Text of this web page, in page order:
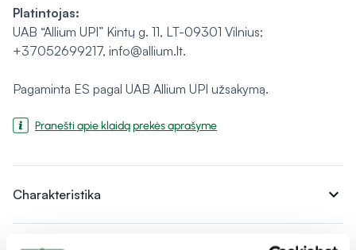
Platintojas:
UAB “Allium UPI” Kintų g. 11, LT-09301 Vilnius;
+37052699217, info@allium.lt.
Pagaminta ES pagal UAB Allium UPI užsakymą.
Pranešti apie klaidą prekės aprašyme
Charakteristika expand_more